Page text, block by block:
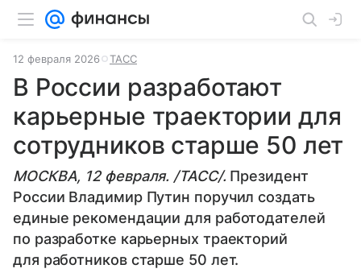
12 февраля 2026 ТАСС
В России разработают
карьерные траектории для
сотрудников старше 50 лет
МОСКВА, 12 февраля. /ТАСС/. Президент
России Владимир Путин поручил создать
единые рекомендации для работодателей
по разработке карьерных траекторий
для работников старше 50 лет.